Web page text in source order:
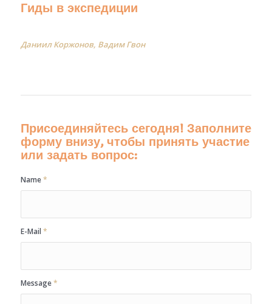
Гиды в экспедиции
Даниил Коржонов, Вадим Гвон
Присоединяйтесь сегодня! Заполните
форму внизу, чтобы принять участие
или задать вопрос:
Name*
E-Mail *
Message*